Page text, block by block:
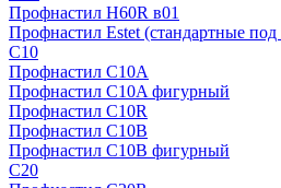
Профнастил H60R в01
Профнастил Estet (стандартные под
C10
Профнастил С10A
Профнастил С10A фигурный
Профнастил С10R
Профнастил С10В
Профнастил С10В фигурный
C20